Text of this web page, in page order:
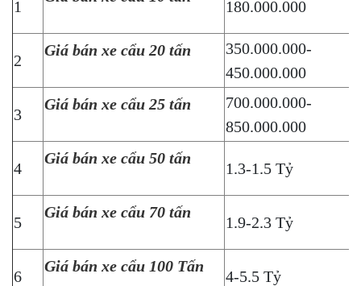
1 180.000.000
2
Giá bán xe cẩu 20 tấn
350.000.000-
450.000.000
3
Giá bán xe cẩu 25 tấn
700.000.000-
850.000.000
4
Giá bán xe cẩu 50 tấn
1.3-1.5 Tỷ
5
Giá bán xe cẩu 70 tấn
1.9-2.3 Tỷ
6
Giá bán xe cẩu 100 Tấn
4-5.5 Tỷ